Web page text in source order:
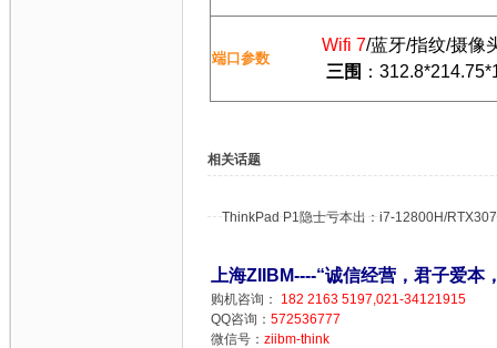
端口参数
Wifi 7/蓝牙/指纹/摄
三围 ：
相关话题
ThinkPad P1隐士亏本出：i7-12800H/
上海ZIIBM----“诚信经营，君子爱本
购机咨询：
182 2163 5197,021-34121915
QQ咨询： 572536777
微信号： ziibm-think